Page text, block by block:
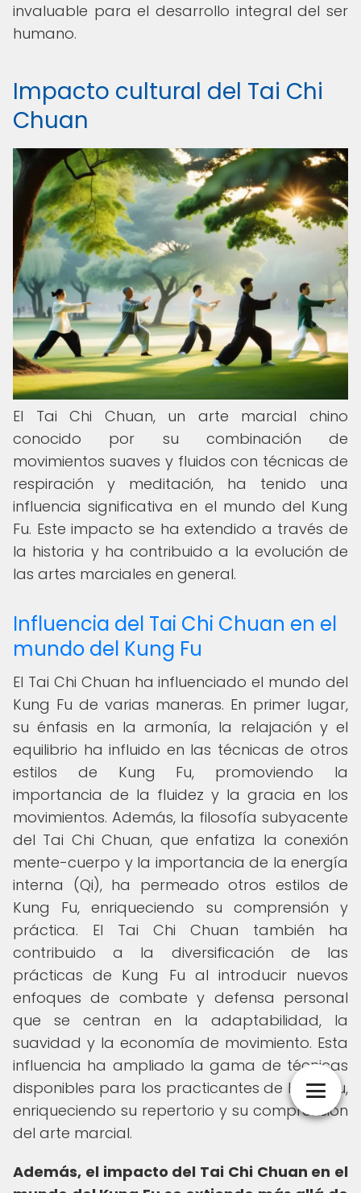
invaluable para el desarrollo integral del ser
humano.
Impacto cultural del Tai Chi
Chuan
El Tai Chi Chuan, un arte marcial chino
conocido por su combinación de
movimientos suaves y fluidos con técnicas de
respiración y meditación, ha tenido una
influencia significativa en el mundo del Kung
Fu. Este impacto se ha extendido a través de
la historia y ha contribuido a la evolución de
las artes marciales en general.
Influencia del Tai Chi Chuan en el
mundo del Kung Fu
El Tai Chi Chuan ha influenciado el mundo del
Kung Fu de varias maneras. En primer lugar,
su énfasis en la armonía, la relajación y el
equilibrio ha influido en las técnicas de otros
estilos de Kung Fu, promoviendo la
importancia de la fluidez y la gracia en los
movimientos. Además, la filosofía subyacente
del Tai Chi Chuan, que enfatiza la conexión
mente-cuerpo y la importancia de la energía
interna (Qi), ha permeado otros estilos de
Kung Fu, enriqueciendo su comprensión y
práctica. El Tai Chi Chuan también ha
contribuido a la diversificación de las
prácticas de Kung Fu al introducir nuevos
enfoques de combate y defensa personal
que se centran en la adaptabilidad, la
suavidad y la economía de movimiento. Esta
influencia ha ampliado la gama de técnicas
disponibles para los practicantes de Kung Fu,
enriqueciendo su repertorio y su comprensión
del arte marcial.
Además, el impacto del Tai Chi Chuan en el